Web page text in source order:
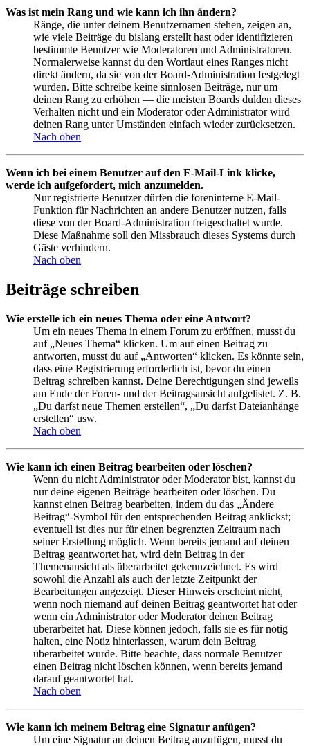
Was ist mein Rang und wie kann ich ihn ändern?
Ränge, die unter deinem Benutzernamen stehen, zeigen an,
wie viele Beiträge du bislang erstellt hast oder identifizieren
bestimmte Benutzer wie Moderatoren und Administratoren.
Normalerweise kannst du den Wortlaut eines Ranges nicht
direkt ändern, da sie von der Board-Administration festgelegt
wurden. Bitte schreibe keine sinnlosen Beiträge, nur um
deinen Rang zu erhöhen — die meisten Boards dulden dieses
Verhalten nicht und ein Moderator oder Administrator wird
deinen Rang unter Umständen einfach wieder zurücksetzen.
Nach oben
Wenn ich bei einem Benutzer auf den E-Mail-Link klicke,
werde ich aufgefordert, mich anzumelden.
Nur registrierte Benutzer dürfen die foreninterne E-Mail-
Funktion für Nachrichten an andere Benutzer nutzen, falls
diese von der Board-Administration freigeschaltet wurde.
Diese Maßnahme soll den Missbrauch dieses Systems durch
Gäste verhindern.
Nach oben
Beiträge schreiben
Wie erstelle ich ein neues Thema oder eine Antwort?
Um ein neues Thema in einem Forum zu eröffnen, musst du
auf „Neues Thema“ klicken. Um auf einen Beitrag zu
antworten, musst du auf „Antworten“ klicken. Es könnte sein,
dass eine Registrierung erforderlich ist, bevor du einen
Beitrag schreiben kannst. Deine Berechtigungen sind jeweils
am Ende der Foren- und der Beitragsansicht aufgelistet. Z. B.
„Du darfst neue Themen erstellen“, „Du darfst Dateianhänge
erstellen“ usw.
Nach oben
Wie kann ich einen Beitrag bearbeiten oder löschen?
Wenn du nicht Administrator oder Moderator bist, kannst du
nur deine eigenen Beiträge bearbeiten oder löschen. Du
kannst einen Beitrag bearbeiten, indem du das „Ändere
Beitrag“-Symbol für den entsprechenden Beitrag anklickst;
eventuell ist dies nur für einen begrenzten Zeitraum nach
seiner Erstellung möglich. Wenn bereits jemand auf deinen
Beitrag geantwortet hat, wird dein Beitrag in der
Themenansicht als überarbeitet gekennzeichnet. Es wird
sowohl die Anzahl als auch der letzte Zeitpunkt der
Bearbeitungen angezeigt. Dieser Hinweis erscheint nicht,
wenn noch niemand auf deinen Beitrag geantwortet hat oder
wenn ein Administrator oder Moderator deinen Beitrag
überarbeitet hat. Diese können jedoch, falls sie es für nötig
halten, eine Notiz hinterlassen, warum dein Beitrag
überarbeitet wurde. Bitte beachte, dass normale Benutzer
einen Beitrag nicht löschen können, wenn bereits jemand
darauf geantwortet hat.
Nach oben
Wie kann ich meinem Beitrag eine Signatur anfügen?
Um eine Signatur an deinen Beitrag anzufügen, musst du